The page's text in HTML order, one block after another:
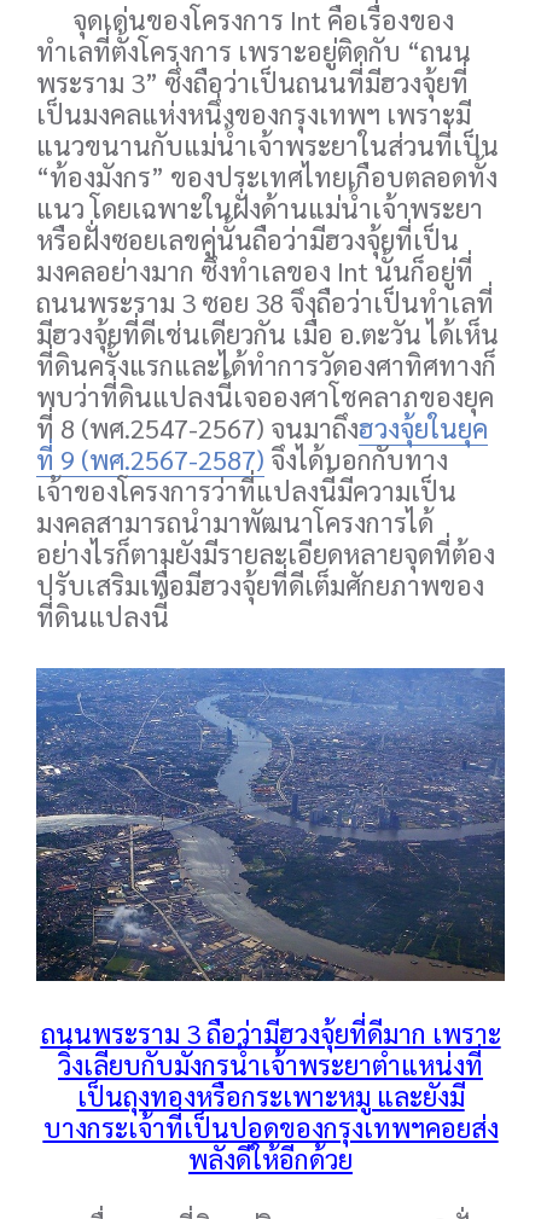
จุดเด่นของโครงการ Int คือเรื่องของ
ทำเลที่ตั้งโครงการ เพราะอยู่ติดกับ “ถนน
พระราม 3” ซึ่งถือว่าเป็นถนนที่มีฮวงจุ้ยที่
เป็นมงคลแห่งหนึ่งของกรุงเทพฯ เพราะมี
แนวขนานกับแม่น้ำเจ้าพระยาในส่วนที่เป็น
“ท้องมังกร” ของประเทศไทยเกือบตลอดทั้ง
แนว โดยเฉพาะในฝั่งด้านแม่น้ำเจ้าพระยา
หรือฝั่งซอยเลขคู่นั้นถือว่ามีฮวงจุ้ยที่เป็น
มงคลอย่างมาก ซึ่งทำเลของ Int นั้นก็อยู่ที่
ถนนพระราม 3 ซอย 38 จึงถือว่าเป็นทำเลที่
มีฮวงจุ้ยที่ดีเช่นเดียวกัน เมื่อ อ.ตะวัน ได้เห็น
ที่ดินครั้งแรกและได้ทำการวัดองศาทิศทางก็
พบว่าที่ดินแปลงนี้เจอองศาโชคลาภของยุค
ที่ 8 (พศ.2547-2567) จนมาถึงฮวงจุ้ยในยุค
ที่ 9 (พศ.2567-2587) จึงได้บอกกับทาง
เจ้าของโครงการว่าที่แปลงนี้มีความเป็น
มงคลสามารถนำมาพัฒนาโครงการได้
อย่างไรก็ตามยังมีรายละเอียดหลายจุดที่ต้อง
ปรับเสริมเพื่อมีฮวงจุ้ยที่ดีเต็มศักยภาพของ
ที่ดินแปลงนี้
ถนนพระราม 3 ถือว่ามีฮวงจุ้ยที่ดีมาก เพราะ
วิ่งเลียบกับมังกรน้ำเจ้าพระยาตำแหน่งที่
เป็นถุงทองหรือกระเพาะหมู และยังมี
บางกระเจ้าที่เป็นปอดของกรุงเทพฯคอยส่ง
พลังดีให้อีกด้วย